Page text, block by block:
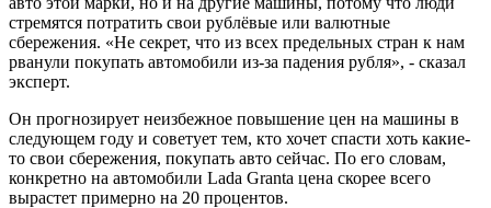
стремятся потратить свои рублёвые или валютные
сбережения. «Не секрет, что из всех предельных стран к нам
рванули покупать автомобили из-за падения рубля», - сказал
эксперт.
Он прогнозирует неизбежное повышение цен на машины в
следующем году и советует тем, кто хочет спасти хоть какие-
то свои сбережения, покупать авто сейчас. По его словам,
конкретно на автомобили Lada Granta цена скорее всего
вырастет примерно на 20 процентов.